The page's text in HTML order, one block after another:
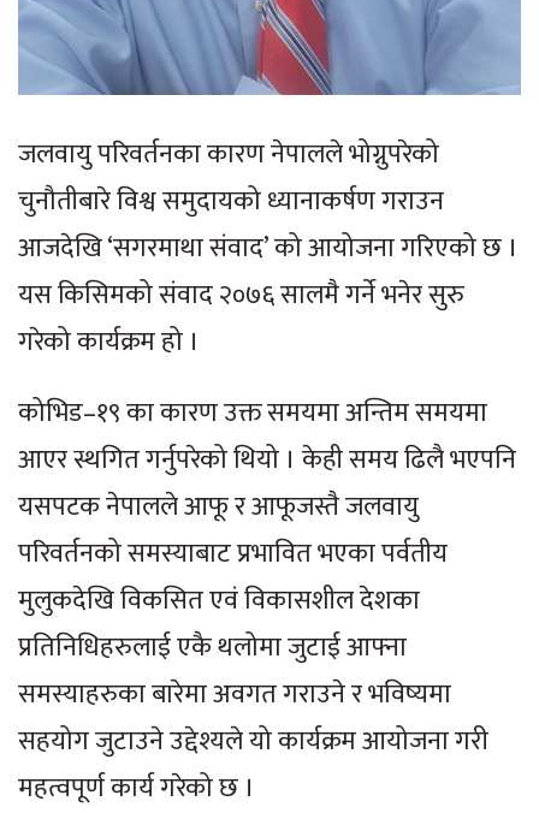
जलवायु परिवर्तनका कारण नेपालले भोग्नुपरेको
चुनौतीबारे विश्व समुदायको ध्यानाकर्षण गराउन
आजदेखि ‘सगरमाथा संवाद’ को आयोजना गरिएको छ ।
यस किसिमको संवाद २०७६ सालमै गर्ने भनेर सुरु
गरेको कार्यक्रम हो ।
कोभिड–१९ का कारण उक्त समयमा अन्तिम समयमा
आएर स्थगित गर्नुपरेको थियो । केही समय ढिलै भएपनि
यसपटक नेपालले आफू र आफूजस्तै जलवायु
परिवर्तनको समस्याबाट प्रभावित भएका पर्वतीय
मुलुकदेखि विकसित एवं विकासशील देशका
प्रतिनिधिहरुलाई एकै थलोमा जुटाई आफ्ना
समस्याहरुका बारेमा अवगत गराउने र भविष्यमा
सहयोग जुटाउने उद्देश्यले यो कार्यक्रम आयोजना गरी
महत्वपूर्ण कार्य गरेको छ ।